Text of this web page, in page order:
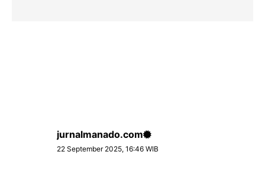
jurnalmanado.com
22 September 2025, 16:46 WIB